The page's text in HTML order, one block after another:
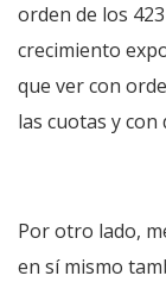
orden de los
crecimiento
que ver con
las cuotas y
Por otro lado,
en sí mismo